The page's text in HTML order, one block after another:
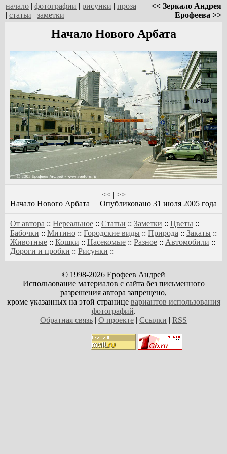
начало | фотографии | рисунки | проза
| статьи | заметки
<< Зеркало Андрея
Ерофеева >>
Начало Нового Арбата
<<| >>
Начало Нового Арбата
Опубликовано 31 июля 2005 года
От автора :: Нереальное :: Статьи :: Заметки :: Цветы ::
Бабочки :: Митино :: Городские виды :: Природа :: Закаты ::
Животные :: Кошки :: Насекомые :: Разное :: Автомобили ::
Дороги и пробки :: Рисунки ::
© 1998-2026 Ерофеев Андрей
Использование материалов с сайта без письменного
разрешения автора запрещено,
кроме указанных на этой странице вариантов использования
фотографий.
Обратная связь | О проекте | Ссылки | RSS